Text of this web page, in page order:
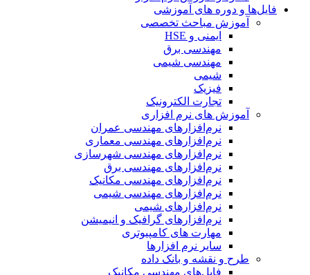
فایل‌ها و دوره های آموزشی
آموزش مباحث تخصصی
ایمنی و HSE
مهندسی برق
مهندسی شیمی
شیمی
فیزیک
تجارت الکترونیک
آموزش های نرم افزاری
نرم‌افزارهای مهندسی عمران
نرم‌افزارهای مهندسی معماری
نرم‌افزارهای مهندسی شهرسازی
نرم‌افزارهای مهندسی برق
نرم‌افزارهای مهندسی مکانیک
نرم‌افزارهای مهندسی شیمی
نرم‌افزارهای شیمی
نرم‌افزارهای گرافیک و انیمیشن
مهارت های کامپیوتری
سایر نرم افزارها
طرح و نقشه و بانک داده
فایل‌های مهندسی مکانیک